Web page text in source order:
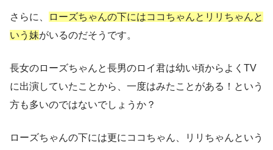
さらに、
ローズちゃんの下にはココちゃんとリリちゃんと
いう妹がいるのだそうです。
長女のローズちゃんと長男のロイ君は幼い頃からよくTV
に出演していたことから、一度はみたことがある！という
方も多いのではないでしょうか？
ローズちゃんの下には更にココちゃん、リリちゃんという